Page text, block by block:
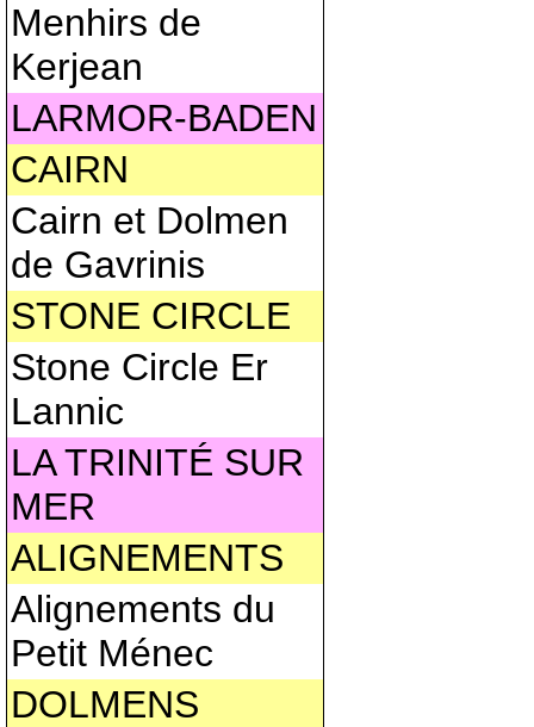
Menhirs de
Kerjean
LARMOR-BADEN
CAIRN
Cairn et Dolmen
de Gavrinis
STONE CIRCLE
Stone Circle Er
Lannic
LA TRINITÉ SUR
MER
ALIGNEMENTS
Alignements du
Petit Ménec
DOLMENS